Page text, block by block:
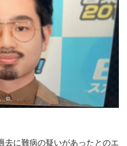
去に難病の疑いがあったとのエ